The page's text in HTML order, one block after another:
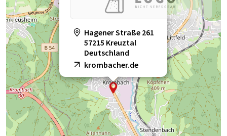
Hagener Straße 261
57215 Kreuztal
Deutschland
krombacher.de